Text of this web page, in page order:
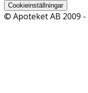
Cookieinställningar
© Apoteket AB 2009 -